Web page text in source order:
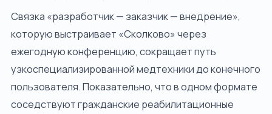
Связка «разработчик — заказчик — внедрение»,
которую выстраивает «Сколково» через
ежегодную конференцию, сокращает путь
узкоспециализированной медтехники до конечного
пользователя. Показательно, что в одном формате
соседствуют гражданские реабилитационные